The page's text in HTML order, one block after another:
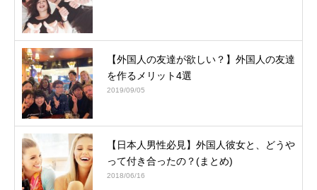
【外国人の友達が欲しい？】外国人の友達
を作るメリット4選
2019/09/05
【日本人男性必見】外国人彼女と、どうや
って付き合ったの？(まとめ)
2018/06/16